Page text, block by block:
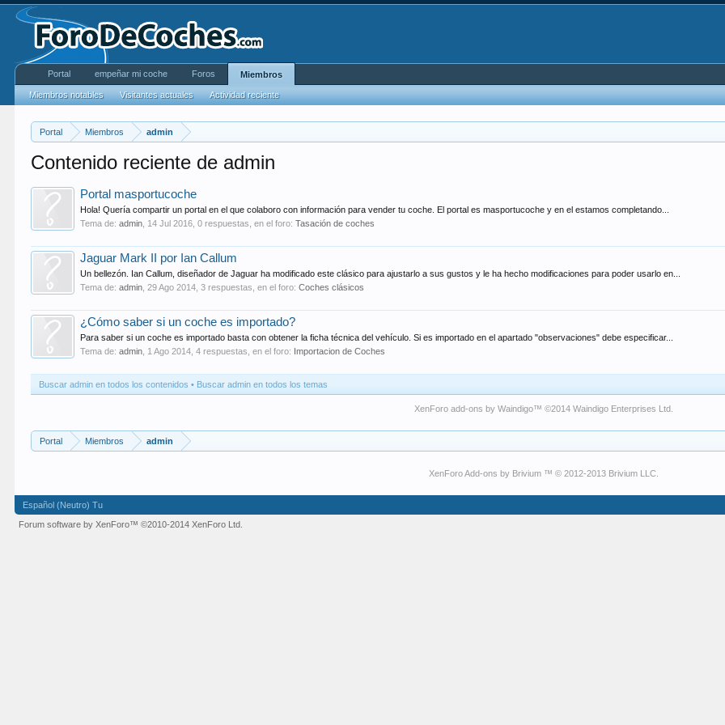
Portal Miembros admin
Contenido reciente de admin
Portal masportucoche
Hola! Quería compartir un portal en el que colaboro con información para vender tu coche. El portal es masportucoche y en el estamos completando...
Tema de:admin 14 Jul 2016 , 0 respuestas, en el foro:Tasación de coches
Jaguar Mark II por Ian Callum
Un bellezón. Ian Callum, diseñador de Jaguar ha modificado este clásico para ajustarlo a sus gustos y le ha hecho modificaciones para poder usarlo en...
Tema de:admin ,29 Ago 2014 , 3 respuestas, en el foro:Coches clásicos
¿Cómo saber si un coche es importado?
Para saber si un coche es importado basta con obtener la ficha técnica del vehículo. Si es importado en el apartado "observaciones" debe especificar...
Tema de:admin 1 Ago 2014 , 4 respuestas, en el foro: Importacion de Coches
Buscar admin en todos los contenidos Buscar admin en todos los temas
XenForo add-ons by Waindigo™ ©2014 Waindigo Enterprises Ltd
Portal Miembros admin
XenForo Add-ons by Brivium ™ © 2012-2013 Brivium LLC.
Portal empeñar mi coche Foros Miembros
Miembros notables Visitantes actuales Actividad reciente
Español (Neutro) Tu
Forum software by XenForo™©2010-2014 XenForo Ltd.